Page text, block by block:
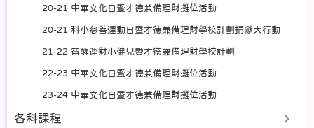
20-21 中華文化日暨才德兼備理財攤位活動
20-21 科小慈善運動日暨才德兼備理財學校計劃捐獻大行動
21-22 智醒運財小健兒暨才德兼備理財學校計劃
22-23 中華文化日暨才德兼備理財攤位活動
23-24 中華文化日暨才德兼備理財攤位活動
各科課程